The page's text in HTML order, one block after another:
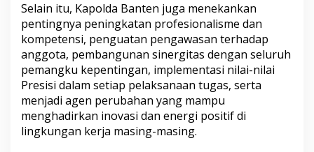
Selain itu, Kapolda Banten juga menekankan
pentingnya peningkatan profesionalisme dan
kompetensi, penguatan pengawasan terhadap
anggota, pembangunan sinergitas dengan seluruh
pemangku kepentingan, implementasi nilai-nilai
Presisi dalam setiap pelaksanaan tugas, serta
menjadi agen perubahan yang mampu
menghadirkan inovasi dan energi positif di
lingkungan kerja masing-masing.